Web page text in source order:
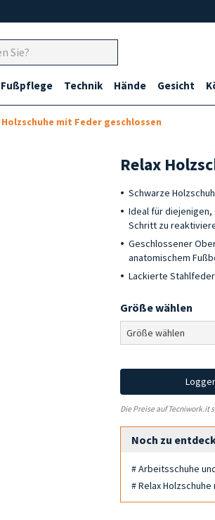
Fußpflege Technik Hände Gesicht
Holzschuhe mit Feder geschlossen
Relax
Schwarze
Ideal für
Schritt zu
Geschlossener
anatomischem
Lackierte
Größe wählen
Die Preise auf Tecniwork.it
Noch zu
# Arbeitsschuhe
# Relax